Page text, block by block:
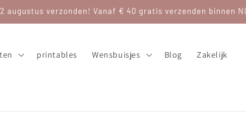
augustus verzonden! Vanaf € 40 gratis verzenden binnen NL
printables Wensbuisjes Blog Zakelijk